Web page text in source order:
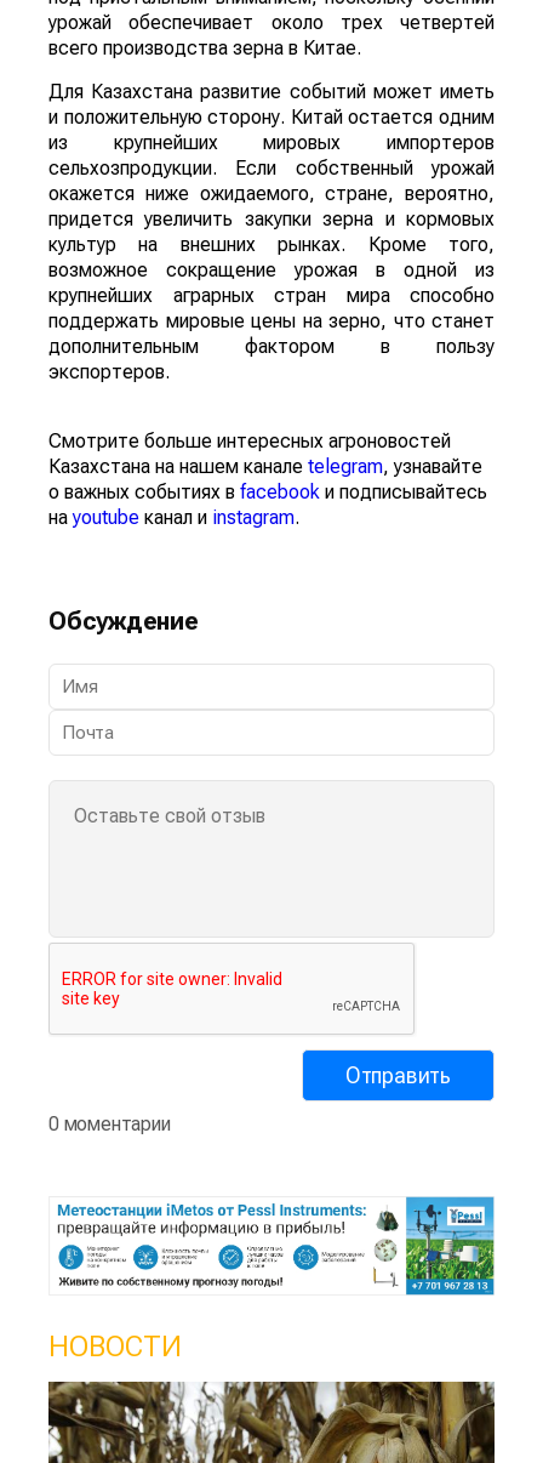
урожай обеспечивает около трех четвертей
всего производства зерна в Китае.
Для Казахстана развитие событий может иметь
и положительную сторону. Китай остается одним
из крупнейших мировых импортеров
сельхозпродукции. Если собственный урожай
окажется ниже ожидаемого, стране, вероятно,
придется увеличить закупки зерна и кормовых
культур на внешних рынках. Кроме того,
возможное сокращение урожая в одной из
крупнейших аграрных стран мира способно
поддержать мировые цены на зерно, что станет
дополнительным фактором в пользу
экспортеров.
Смотрите больше интересных агроновостей
Казахстана на нашем канале telegram, узнавайте
о важных событиях в facebook и подписывайтесь
наyoutube канал и instagram.
Обсуждение
0 моментарии
НОВОСТИ